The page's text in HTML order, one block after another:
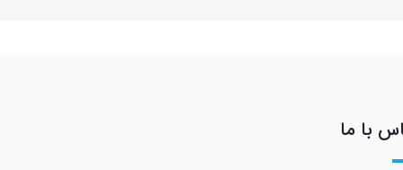
با ما